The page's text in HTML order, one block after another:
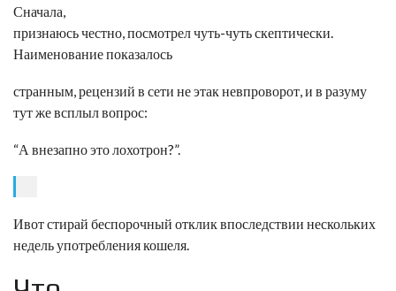
Сначала,
признаюсь честно, посмотрел чуть-чуть скептически.
Наименование показалось
странным, рецензий в сети не этак невпроворот, и в разуму
тут же всплыл вопрос:
“А внезапно это лохотрон?”.
Ивот стирай беспорочный отклик впоследствии нескольких
недель употребления кошеля.